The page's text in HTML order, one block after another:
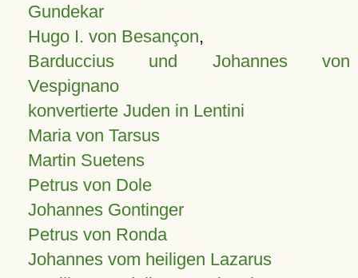
Gundekar
Hugo I. von Besançon,
Barduccius und Johannes von
Vespignano
konvertierte Juden in Lentini
Maria von Tarsus
Martin Suetens
Petrus von Dole
Johannes Gontinger
Petrus von Ronda
Johannes vom heiligen Lazarus